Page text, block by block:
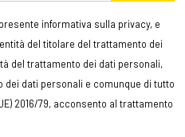
informativa sulla privacy, e
del titolare del trattamento dei
del trattamento dei dati personali,
dati personali e comunque di tutto
2016/79, acconsento al trattamento